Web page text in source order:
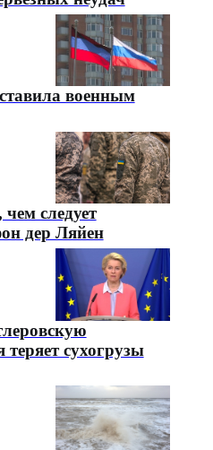
военным
следует
дер Ляйен
сухогрузы